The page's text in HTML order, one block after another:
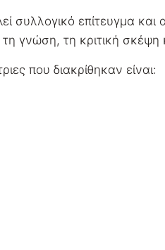
συλλογικό επίτευγμα
γνώση, τη κριτική
που διακρίθηκαν είναι: